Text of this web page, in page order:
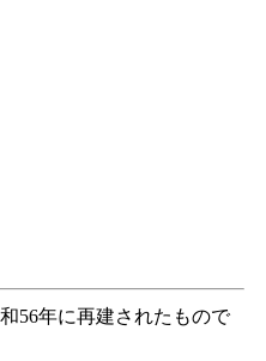
56年に再建されたもので